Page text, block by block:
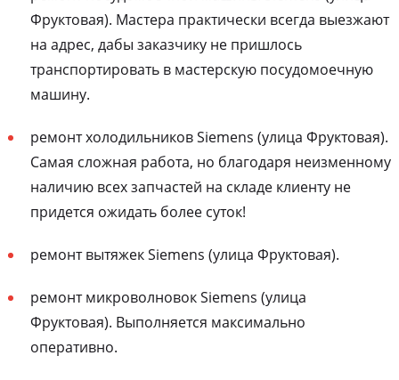
Фруктовая). Мастера практически всегда выезжают
на адрес, дабы заказчику не пришлось
транспортировать в мастерскую посудомоечную
машину.
ремонт холодильников Siemens (улица Фруктовая).
Самая сложная работа, но благодаря неизменному
наличию всех запчастей на складе клиенту не
придется ожидать более суток!
ремонт вытяжек Siemens (улица Фруктовая).
ремонт микроволновок Siemens (улица
Фруктовая). Выполняется максимально
оперативно.